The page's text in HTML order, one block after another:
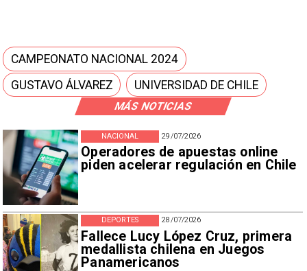
MÁS NOTICIAS
29/07/2026
Operadores de apuestas online
piden acelerar regulación en Chile
NACIONAL
28/07/2026
Fallece Lucy López Cruz, primera
medallista chilena en Juegos
Panamericanos
DEPORTES
CAMPEONATO NACIONAL 2024
GUSTAVO ÁLVAREZ
UNIVERSIDAD DE CHILE